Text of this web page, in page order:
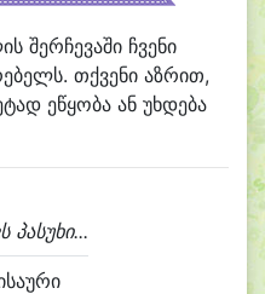
შერჩევაში ჩვენი
თქვენი აზრით,
ეწყობა ან უხდება
პასუხი...